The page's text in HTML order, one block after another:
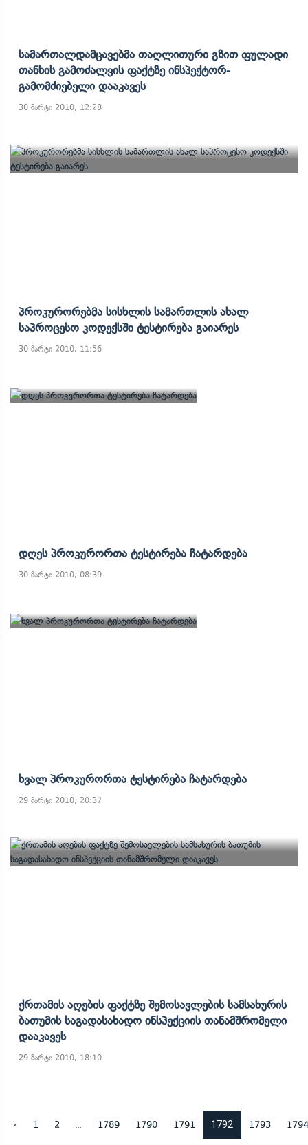
Სამართალდამცავებმა Თაღლითური Გზით Ფულადი
Თანხის Გამოძალვის Ფაქტზე Ინსპექტორ-
Გამომძიებელი Დააკავეს
30 მარტი 2010, 12:28
Პროკურორებმა Სისხლის Სამართლის Ახალ
Საპროცესო Კოდექსში Ტესტირება Გაიარეს
30 მარტი 2010, 11:56
Დღეს Პროკურორთა Ტესტირება Ჩატარდება
30 მარტი 2010, 08:39
Ხვალ Პროკურორთა Ტესტირება Ჩატარდება
29 მარტი 2010, 20:37
Ქრთამის Აღების Ფაქტზე Შემოსავლების Სამსახურის
Ბათუმის Საგადასახადო Ინსპექციის Თანამშრომელი
Დააკავეს
29 მარტი 2010, 18:10
‹ 1 2 1789 1790 1791 1792 1793 1794